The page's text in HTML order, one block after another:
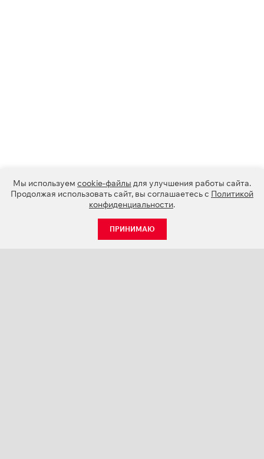
Мы используем cookie-файлы для улучшения работы сайта.
Продолжая использовать сайт, вы соглашаетесь с Политикой
конфиденциальности.
ПРИНИМАЮ